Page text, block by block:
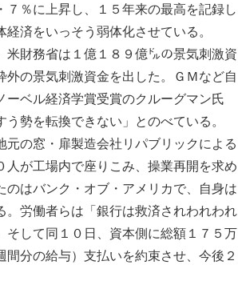
％に上昇し、１５年来の最高を記録し
済をいっそう弱体化させている。
財務省は１億１８９億㌦の景気刺激資
の景気刺激資金を出した。ＧＭなど自
ベル経済学賞受賞のクルーグマン氏
勢を転換できない」とのべている。
の窓・扉製造会社リパブリックによる
が工場内で座りこみ、操業再開を求め
はバンク・オブ・アメリカで、自身は
労働者らは「銀行は救済されわれわれ
して同１０日、資本側に総額１７５万
分の給与）支払いを約束させ、今後２